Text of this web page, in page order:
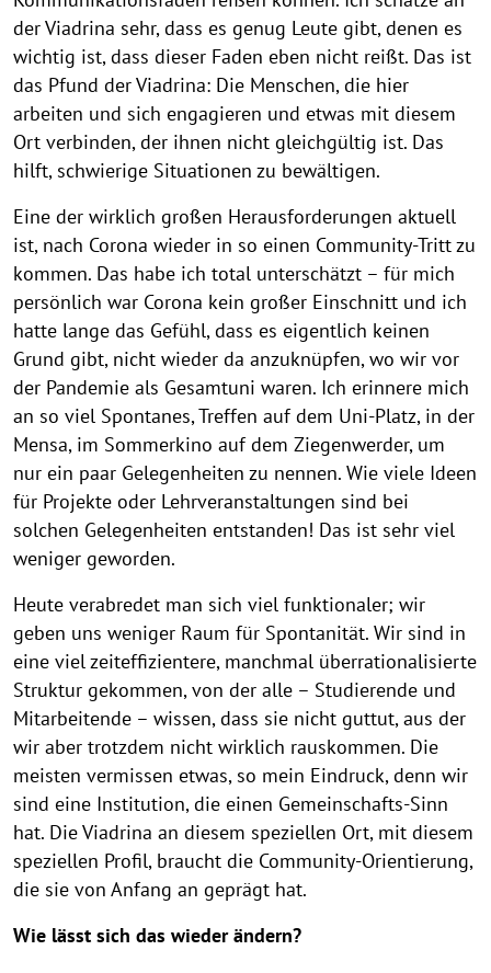
der Viadrina sehr, dass es genug Leute gibt, denen es
wichtig ist, dass dieser Faden eben nicht reißt. Das ist
das Pfund der Viadrina: Die Menschen, die hier
arbeiten und sich engagieren und etwas mit diesem
Ort verbinden, der ihnen nicht gleichgültig ist. Das
hilft, schwierige Situationen zu bewältigen.
Eine der wirklich großen Herausforderungen aktuell
ist, nach Corona wieder in so einen Community-Tritt zu
kommen. Das habe ich total unterschätzt – für mich
persönlich war Corona kein großer Einschnitt und ich
hatte lange das Gefühl, dass es eigentlich keinen
Grund gibt, nicht wieder da anzuknüpfen, wo wir vor
der Pandemie als Gesamtuni waren. Ich erinnere mich
an so viel Spontanes, Treffen auf dem Uni-Platz, in der
Mensa, im Sommerkino auf dem Ziegenwerder, um
nur ein paar Gelegenheiten zu nennen. Wie viele Ideen
für Projekte oder Lehrveranstaltungen sind bei
solchen Gelegenheiten entstanden! Das ist sehr viel
weniger geworden.
Heute verabredet man sich viel funktionaler; wir
geben uns weniger Raum für Spontanität. Wir sind in
eine viel zeiteffizientere, manchmal überrationalisierte
Struktur gekommen, von der alle – Studierende und
Mitarbeitende – wissen, dass sie nicht guttut, aus der
wir aber trotzdem nicht wirklich rauskommen. Die
meisten vermissen etwas, so mein Eindruck, denn wir
sind eine Institution, die einen Gemeinschafts-Sinn
hat. Die Viadrina an diesem speziellen Ort, mit diesem
speziellen Profil, braucht die Community-Orientierung,
die sie von Anfang an geprägt hat.
Wie lässt sich das wieder ändern?